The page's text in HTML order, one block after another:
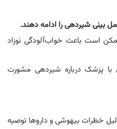
است باعث خواب‌آلودگی نوزاد
با پزشک درباره شیردهی مشورت
دلیل خطرات بیهوشی و داروها توصیه